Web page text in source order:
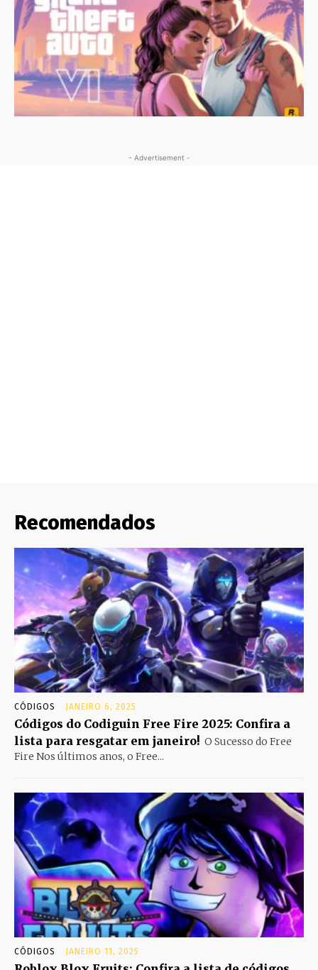
- Advertisement -
Recomendados
CÓDIGOS JANEIRO 6, 2025
Códigos do Codiguin Free Fire 2025: Confira a
lista para resgatar em janeiro! O Sucesso do Free
Fire Nos últimos anos, o Free...
CÓDIGOS JANEIRO 11, 2025